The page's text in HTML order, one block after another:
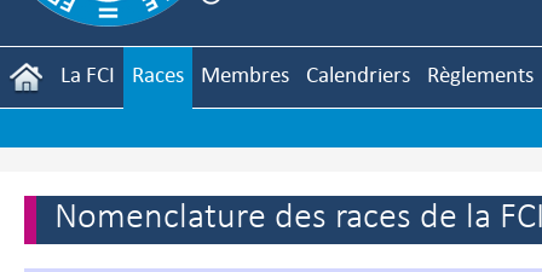
La FCI Races Membres Calendriers Règlements
Nomenclature des races de la